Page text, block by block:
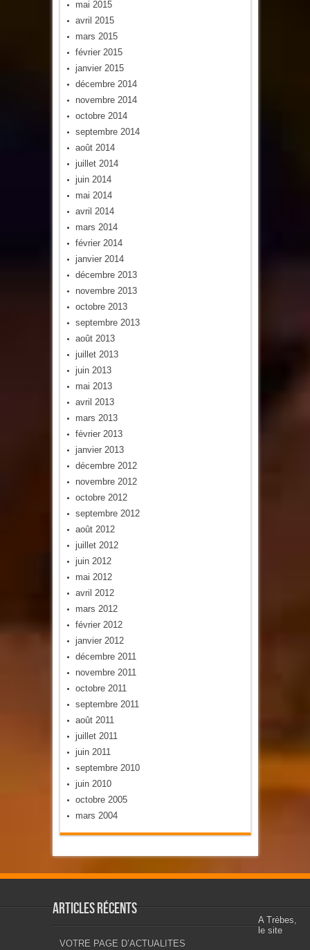
mai 2015
avril 2015
mars 2015
février 2015
janvier 2015
décembre 2014
novembre 2014
octobre 2014
septembre 2014
août 2014
juillet 2014
juin 2014
mai 2014
avril 2014
mars 2014
février 2014
janvier 2014
décembre 2013
novembre 2013
octobre 2013
septembre 2013
août 2013
juillet 2013
juin 2013
mai 2013
avril 2013
mars 2013
février 2013
janvier 2013
décembre 2012
novembre 2012
octobre 2012
septembre 2012
août 2012
juillet 2012
juin 2012
mai 2012
avril 2012
mars 2012
février 2012
janvier 2012
décembre 2011
novembre 2011
octobre 2011
septembre 2011
août 2011
juillet 2011
juin 2011
septembre 2010
juin 2010
octobre 2005
mars 2004
Articles récents
VOTRE PAGE D’ACTUALITES
A Trèbes,
le site